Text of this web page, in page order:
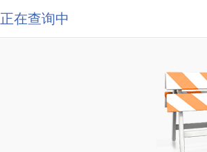
正在查询中